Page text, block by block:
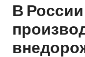
В